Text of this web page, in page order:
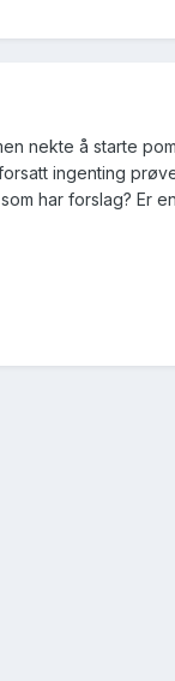
nekte å starte
ingenting
har forslag? Er